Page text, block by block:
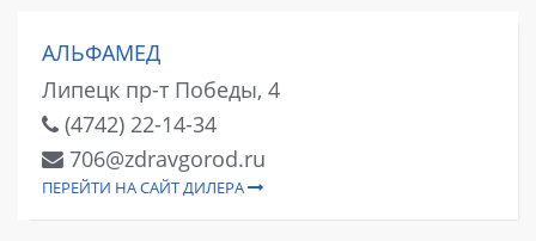
АЛЬФАМЕД
Липецк пр-т Победы, 4
(4742) 22-14-34
706@zdravgorod.ru
ПЕРЕЙТИ НА САЙТ ДИЛЕРА